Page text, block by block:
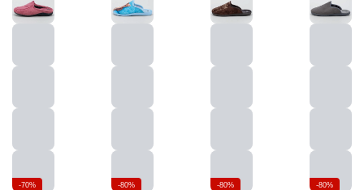
-70% -80% -80% -80%